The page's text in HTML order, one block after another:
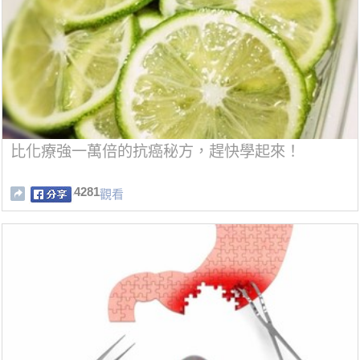
比化療強一萬倍的抗癌秘方，趕快學起來！
4281觀看